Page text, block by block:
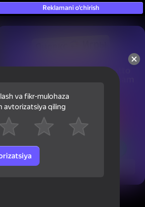
Reklamani o‘chirish
50+ eng yaxshi o‘yinlar, hatto
«o‘ynamaydigan» odamlar ham
va fikr-mulohaza
avtorizatsiya qiling